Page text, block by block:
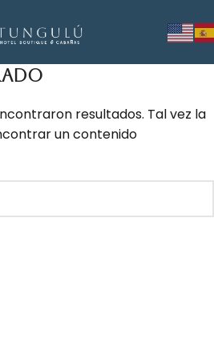
resultados. Tal vez la
un contenido